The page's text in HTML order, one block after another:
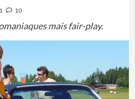
10
mais fair-play.